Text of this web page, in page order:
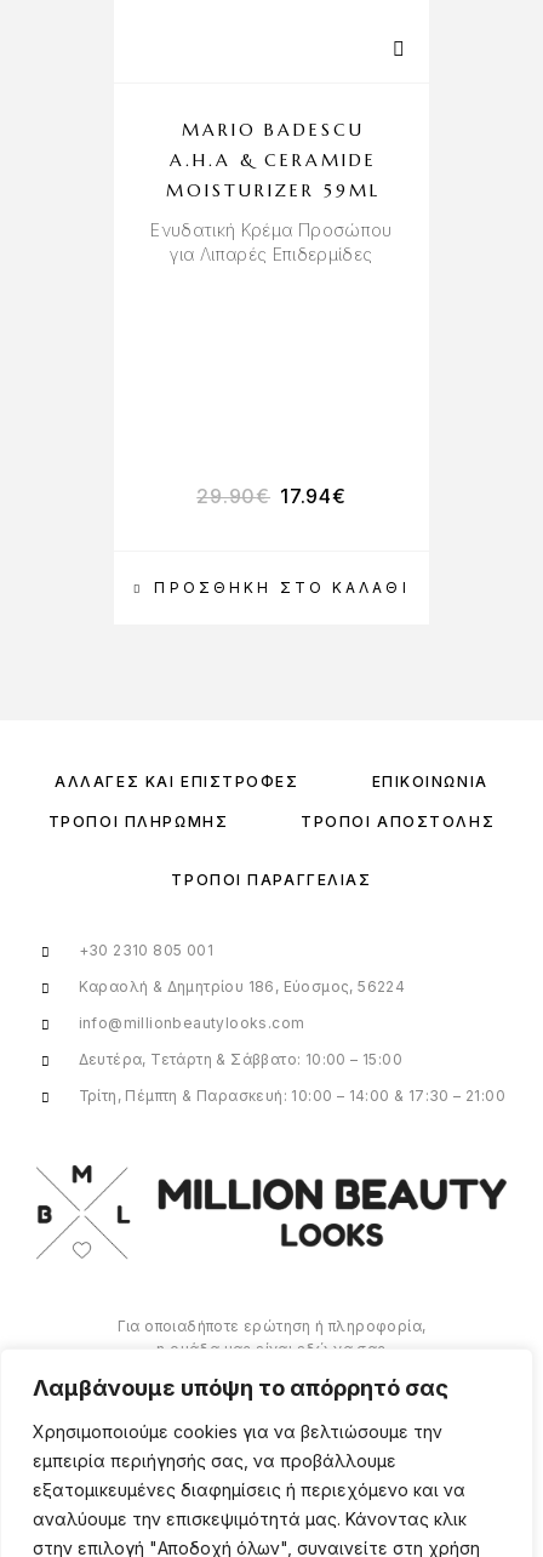
Λαμβάνουμε υπόψη το απόρρητό σας
Χρησιμοποιούμε cookies για να βελτιώσουμε την
εμπειρία περιήγησής σας, να προβάλλουμε
εξατομικευμένες διαφημίσεις ή περιεχόμενο και να
αναλύουμε την επισκεψιμότητά μας. Κάνοντας κλικ
στην επιλογή "Αποδοχή όλων", συναινείτε στη χρήση
ΠΡΟΣΘΉΚΗ ΣΤΟ ΚΑΛΆΘΙ
MARIO BADESCU
A.H.A & CERAMIDE
MOISTURIZER 59ML
Ενυδατική Κρέμα Προσώπου
για Λιπαρές Επιδερμίδες
29.90€ 17.94€
ΑΛΛΑΓΈΣ ΚΑΙ ΕΠΙΣΤΡΟΦΈΣ ΕΠΙΚΟΙΝΩΝΊΑ
ΤΡΌΠΟΙ ΠΛΗΡΩΜΉΣ ΤΡΌΠΟΙ ΑΠΟΣΤΟΛΉΣ
ΤΡΌΠΟΙ ΠΑΡΑΓΓΕΛΊΑΣ
+30 2310 805 001
Καραολή & Δημητρίου 186, Εύοσμος, 56224
info@millionbeautylooks.com
Δευτέρα, Τετάρτη & Σάββατο: 10:00 – 15:00
Τρίτη, Πέμπτη & Παρασκευή: 10:00 – 14:00 & 17:30 – 21:00
Για οποιαδήποτε ερώτηση ή πληροφορία,
η ομάδα μας είναι εδώ να σας
βοηθήσουμε.
ΠΕΡΙΣΣΌΤΕΡΑ